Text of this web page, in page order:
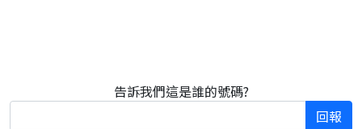
告訴我們這是誰的號碼?
回報